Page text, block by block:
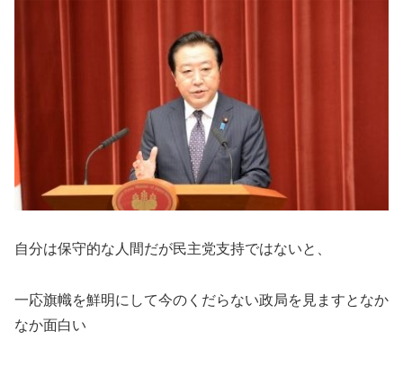
自分は保守的な人間だが民主党支持ではないと、
一応旗幟を鮮明にして今のくだらない政局を見ますとなか
なか面白い